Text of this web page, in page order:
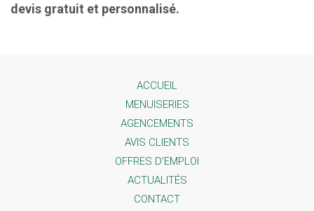
devis gratuit et personnalisé.
ACCUEIL
MENUISERIES
AGENCEMENTS
AVIS CLIENTS
OFFRES D'EMPLOI
ACTUALITÉS
CONTACT